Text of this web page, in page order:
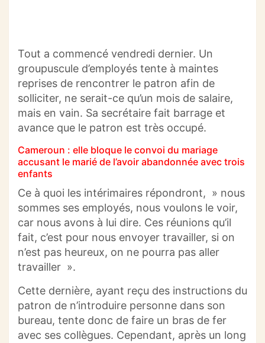
Tout a commencé vendredi dernier. Un
groupuscule d’employés tente à maintes
reprises de rencontrer le patron afin de
solliciter, ne serait-ce qu’un mois de salaire,
mais en vain. Sa secrétaire fait barrage et
avance que le patron est très occupé.
Cameroun : elle bloque le convoi du mariage
accusant le marié de l’avoir abandonnée avec trois
enfants
Ce à quoi les intérimaires répondront, » nous
sommes ses employés, nous voulons le voir,
car nous avons à lui dire. Ces réunions qu’il
fait, c’est pour nous envoyer travailler, si on
n’est pas heureux, on ne pourra pas aller
travailler ».
Cette dernière, ayant reçu des instructions du
patron de n’introduire personne dans son
bureau, tente donc de faire un bras de fer
avec ses collègues. Cependant, après un long